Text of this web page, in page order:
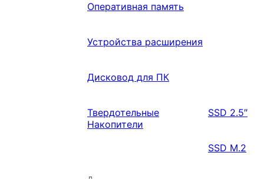
Оперативная память
Устройства расширения
Дисковод для ПК
Твердотельные
Накопители
SSD 2.5″
SSD M.2